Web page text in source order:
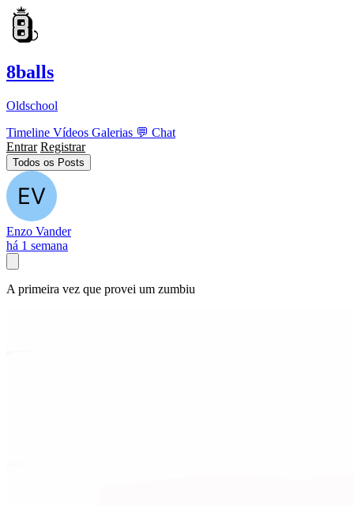
8balls
Oldschool
Timeline Vídeos Galerias 💬 Chat
Entrar Registrar
Todos os Posts
Enzo Vander
há 1 semana
A primeira vez que provei um zumbiu